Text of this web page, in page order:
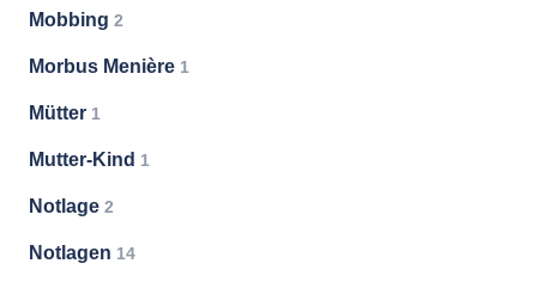
Mobbing 2
Morbus Menière 1
Mütter 1
Mutter-Kind 1
Notlage 2
Notlagen 14